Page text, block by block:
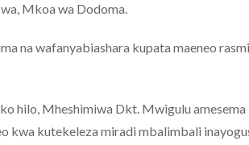
Mkoa wa Dodoma.
na wafanyabiashara kupata maeneo
hilo, Mheshimiwa Dkt. Mwigulu amesema
kwa kutekeleza miradi mbalimbali